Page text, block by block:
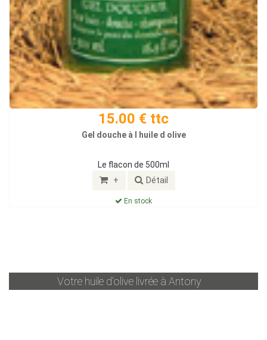
15.00 € ttc
Gel douche à l huile d olive
Le flacon de 500ml
+ Détail
En stock
Votre huile d'olive livrée à Antony